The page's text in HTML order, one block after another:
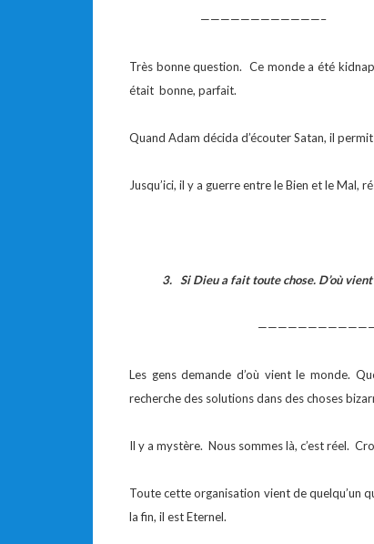
————————————–
Très bonne question. Ce monde a été
était bonne, parfait.
Quand Adam décida d’écouter Satan, il
Jusqu’ici, il y a guerre entre le Bien et le
3. Si Dieu a fait toute chose. D’où vient
Les gens demande d’où vient le monde.
recherche des solutions dans des choses
Il y a mystère. Nous sommes là, c’est réel.
Toute cette organisation vient de quelqu’un
la fin, il est Eternel.